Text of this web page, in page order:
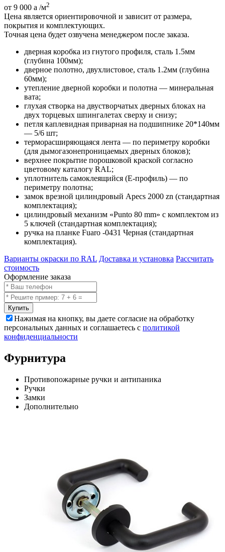
от 9 000 a /м2
Цена является ориентировочной и зависит от размера,
покрытия и комплектующих.
Точная цена будет озвучена менеджером после заказа.
дверная коробка из гнутого профиля, сталь 1.5мм
(глубина 100мм);
дверное полотно, двухлистовое, сталь 1.2мм (глубина
60мм);
утепление дверной коробки и полотна — минеральная
вата;
глухая створка на двустворчатых дверных блоках на
двух торцевых шпингалетах сверху и снизу;
петля каплевидная приварная на подшипнике 20*140мм
— 5/6 шт;
терморасширяющаяся лента — по периметру коробки
(для дымогазонепроницаемых дверных блоков);
верхнее покрытие порошковой краской согласно
цветовому каталогу RAL;
уплотнитель самоклеящийся (E-профиль) — по
периметру полотна;
замок врезной цилиндровый Apecs 2000 zn (стандартная
комплектация);
цилиндровый механизм «Punto 80 mm» с комплектом из
5 ключей (стандартная комплектация);
ручка на планке Fuaro -0431 Черная (стандартная
комплектация).
Варианты окраски по RAL Доставка и установка Рассчитать
стоимость
Оформление заказа
Купить
Нажимая на кнопку, вы даете согласие на обработку
персональных данных и соглашаетесь с политикой
конфиденциальности
Фурнитура
Противопожарные ручки и антипаника
Ручки
Замки
Дополнительно